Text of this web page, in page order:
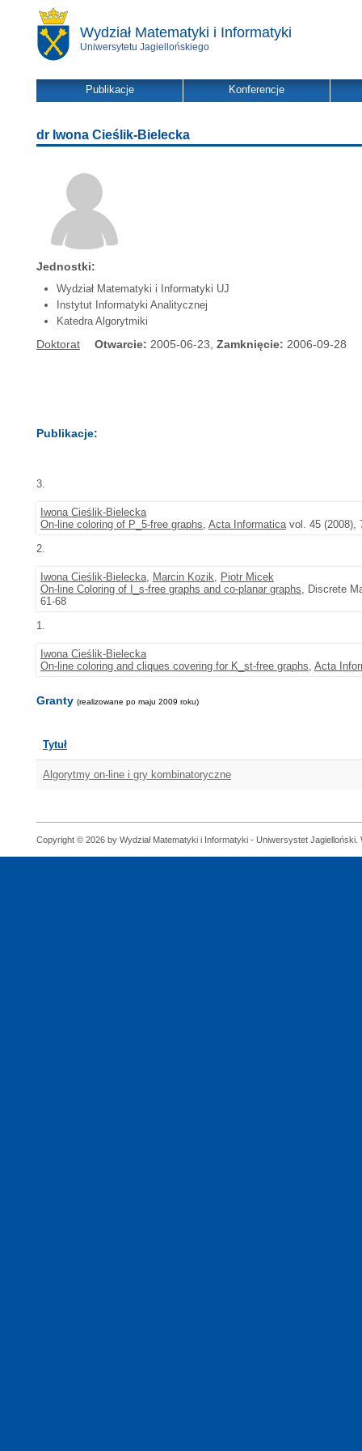
Wydział Matematyki i Informatyki
Uniwersytetu Jagiellońskiego
Publikacje Konferencje
dr Iwona Cieślik-Bielecka
Jednostki:
Wydział Matematyki i Informatyki UJ
Instytut Informatyki Analitycznej
Katedra Algorytmiki
Doktorat Otwarcie: 2005-06-23, Zamknięcie: 2006-09-28
Publikacje:
3.
Iwona Cieślik-Bielecka
On-line coloring of P_5-free graphs, Acta Informaticavol. 45 (2008),
2.
Iwona Cieślik-Bielecka, Marcin Kozik, Piotr Micek
On-line Coloring of I_s-free graphs and co-planar graphs, Discrete
61-68
1.
Iwona Cieślik-Bielecka
On-line coloring and cliques covering for K_st-free graphs, Acta
Granty (realizowane po maju 2009 roku)
Tytuł
Algorytmy on-line i gry kombinatoryczne
Copyright © 2026 by Wydział Matematyki i Informatyki - Uniwersystet